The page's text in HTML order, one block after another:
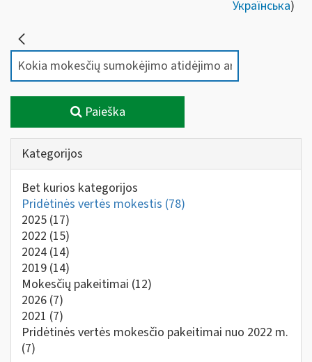
Українська)
Paieška
Kategorijos
Bet kurios kategorijos
Pridėtinės vertės mokestis (78)
2025 (17)
2022 (15)
2024 (14)
2019 (14)
Mokesčių pakeitimai (12)
2026 (7)
2021 (7)
Pridėtinės vertės mokesčio pakeitimai nuo 2022 m.
(7)